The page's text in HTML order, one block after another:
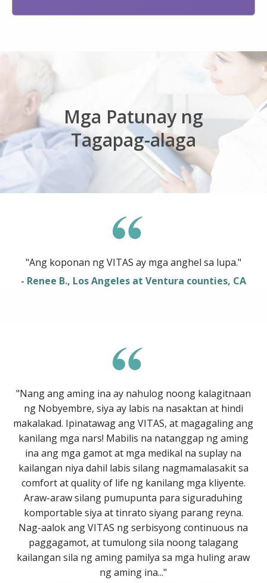
Mga Patunay ng
Tagapag-alaga
"Ang koponan ng VITAS ay mga anghel sa lupa."
- Renee B., Los Angeles at Ventura counties, CA
"Nang ang aming ina ay nahulog noong kalagitnaan
ng Nobyembre, siya ay labis na nasaktan at hindi
makalakad. Ipinatawag ang VITAS, at magagaling ang
kanilang mga nars! Mabilis na natanggap ng aming
ina ang mga gamot at mga medikal na suplay na
kailangan niya dahil labis silang nagmamalasakit sa
comfort at quality of life ng kanilang mga kliyente.
Araw-araw silang pumupunta para siguraduhing
komportable siya at tinrato siyang parang reyna.
Nag-aalok ang VITAS ng serbisyong continuous na
paggagamot, at tumulong sila noong talagang
kailangan sila ng aming pamilya sa mga huling araw
ng aming ina..."